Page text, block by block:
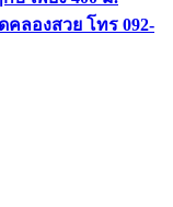
ลองสวย โทร 092-